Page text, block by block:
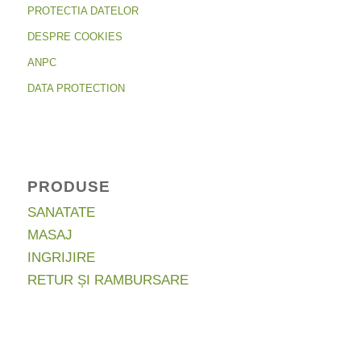
PROTECTIA DATELOR
DESPRE COOKIES
ANPC
DATA PROTECTION
PRODUSE
SANATATE
MASAJ
INGRIJIRE
RETUR ȘI RAMBURSARE